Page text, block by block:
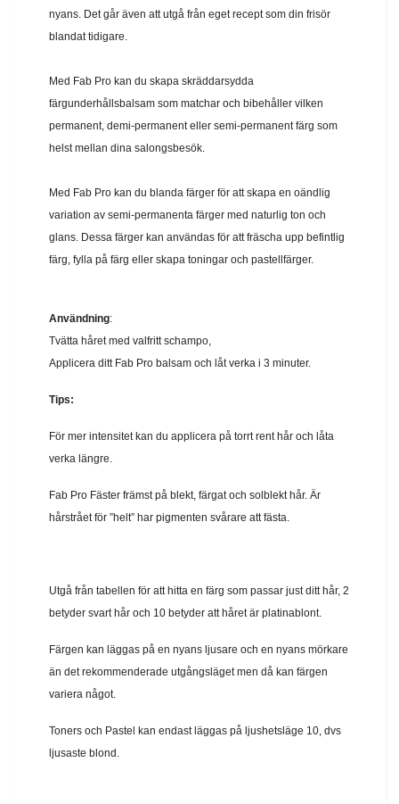
nyans. Det går även att utgå från eget recept som din frisör
blandat tidigare.
Med Fab Pro kan du skapa skräddarsydda
färgunderhållsbalsam som matchar och bibehåller vilken
permanent, demi-permanent eller semi-permanent färg som
helst mellan dina salongsbesök.
Med Fab Pro kan du blanda färger för att skapa en oändlig
variation av semi-permanenta färger med naturlig ton och
glans. Dessa färger kan användas för att fräscha upp befintlig
färg, fylla på färg eller skapa toningar och pastellfärger.
Användning:
Tvätta håret med valfritt schampo,
Applicera ditt Fab Pro balsam och låt verka i 3 minuter.
Tips:
För mer intensitet kan du applicera på torrt rent hår och låta
verka längre.
Fab Pro Fäster främst på blekt, färgat och solblekt hår. Är
hårstrået för ”helt” har pigmenten svårare att fästa.
Utgå från tabellen för att hitta en färg som passar just ditt hår, 2
betyder svart hår och 10 betyder att håret är platinablont.
Färgen kan läggas på en nyans ljusare och en nyans mörkare
än det rekommenderade utgångsläget men då kan färgen
variera något.
Toners och Pastel kan endast läggas på ljushetsläge 10, dvs
ljusaste blond.